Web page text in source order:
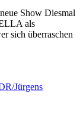
Show Diesmal
als
sich überraschen